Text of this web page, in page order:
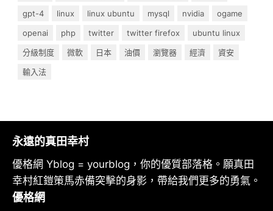
gpt-4
linux linux ubuntu mysql nvidia
ogame
openai
php twitter twitter firefox
ubuntu linux
分級制度
微軟 日本 油價 瀏覽器 經濟
資安
輸入法
永遠的真田幸村
優格網 Yblog = yourblog，你的優質部落格。願真田
幸村紅鎧策馬赤備突擊的身影，帶給我們更多的勇氣。
優格網